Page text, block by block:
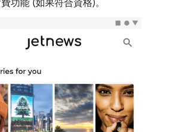
功能 (如果符合資格)。